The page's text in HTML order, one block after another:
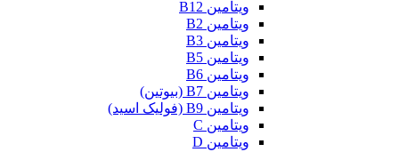
ویتامین B12
ویتامین B2
ویتامین B3
ویتامین B5
ویتامین B6
ویتامین B7 (بیوتین)
ویتامین B9 (فولیک اسید)
ویتامین C
ویتامین D